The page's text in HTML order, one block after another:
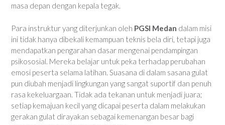
masa depan dengan kepala tegak.
Para instruktur yang diterjunkan oleh PGSI Medan dalam misi
ini tidak hanya dibekali kemampuan teknis bela diri, tetapi juga
mendapatkan pengarahan dasar mengenai pendampingan
psikososial. Mereka belajar untuk peka terhadap perubahan
emosi peserta selama latihan. Suasana di dalam sasana gulat
pun diubah menjadi lingkungan yang sangat suportif dan penuh
rasa kekeluargaan. Tidak ada tekanan untuk menjadi juara;
setiap kemajuan kecil yang dicapai peserta dalam melakukan
gerakan gulat dirayakan sebagai kemenangan besar bagi